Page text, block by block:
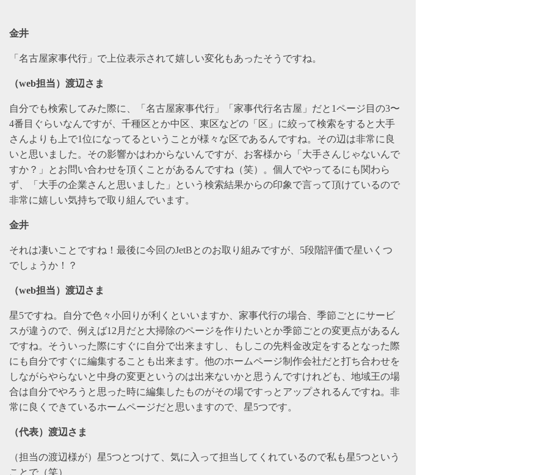
金井
「名古屋家事代行」で上位表示されて嬉しい変化もあったそうですね。
（web担当）渡辺さま
自分でも検索してみた際に、「名古屋家事代行」「家事代行名古屋」だと1ページ目の3〜
4番目ぐらいなんですが、千種区とか中区、東区などの「区」に絞って検索をすると大手
さんよりも上で1位になってるということが様々な区であるんですね。その辺は非常に良
いと思いました。その影響かはわからないんですが、お客様から「大手さんじゃないんで
すか？」とお問い合わせを頂くことがあるんですね（笑）。個人でやってるにも関わら
ず、「大手の企業さんと思いました」という検索結果からの印象で言って頂けているので
非常に嬉しい気持ちで取り組んでいます。
金井
それは凄いことですね！最後に今回のJetBとのお取り組みですが、5段階評価で星いくつ
でしょうか！？
（web担当）渡辺さま
星5ですね。自分で色々小回りが利くといいますか、家事代行の場合、季節ごとにサービ
スが違うので、例えば12月だと大掃除のページを作りたいとか季節ごとの変更点があるん
ですね。そういった際にすぐに自分で出来ますし、もしこの先料金改定をするとなった際
にも自分ですぐに編集することも出来ます。他のホームページ制作会社だと打ち合わせを
しながらやらないと中身の変更というのは出来ないかと思うんですけれども、地域王の場
合は自分でやろうと思った時に編集したものがその場ですっとアップされるんですね。非
常に良くできているホームページだと思いますので、星5つです。
（代表）渡辺さま
（担当の渡辺様が）星5つとつけて、気に入って担当してくれているので私も星5つという
ことで（笑）